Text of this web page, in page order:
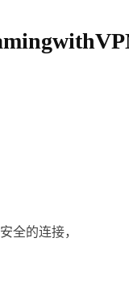
全的连接，